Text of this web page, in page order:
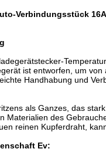
Verbindungsstück
ist entworfen, um
Handhabung und
als Ganzes, das
Materialien des
reinen Kupferdraht,
Ev: